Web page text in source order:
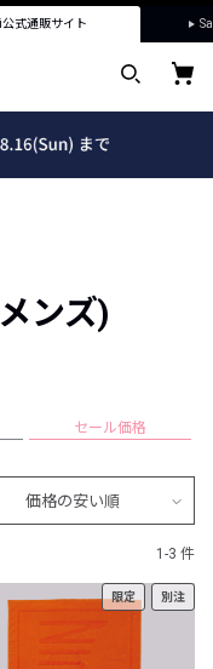
式通販サイト
ンズ)
セール価格
価格の安い順
1-3 件
限定 別注